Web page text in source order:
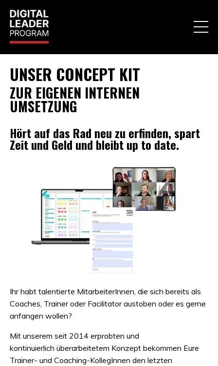
UNSER CONCEPT KIT
ZUR EIGENEN INTERNEN
UMSETZUNG
Hört auf das Rad neu zu erfinden, spart
Zeit und Geld und bleibt up to date.
Ihr habt talentierte MitarbeiterInnen, die sich bereits als
Coaches, Trainer oder Facilitator austoben oder es gerne
anfangen wollen?
Mit unserem seit 2014 erprobten und
kontinuierlich überarbeitetem Konzept bekommen Eure
Trainer- und Coaching-KollegInnen den letzten